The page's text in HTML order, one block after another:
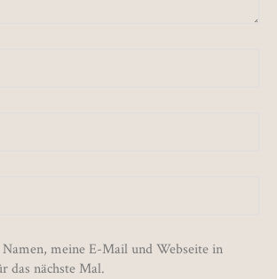
Namen, meine E-Mail und Webseite in
das nächste Mal.